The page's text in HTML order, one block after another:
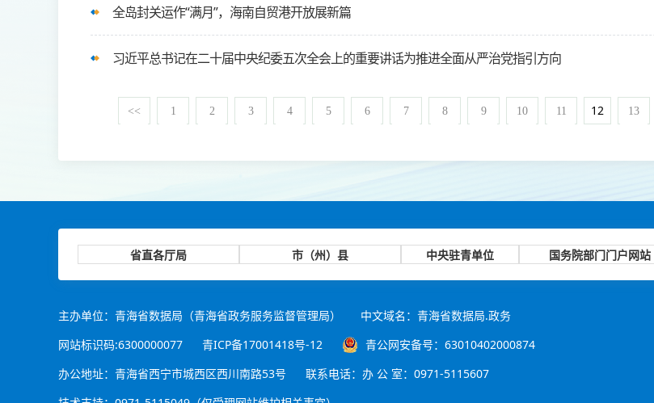
全岛封关运作“满月”，海南自贸港开放展新篇
习近平总书记在二十届中央纪委五次全会上的重要讲话为推进全面从严治党指引方向
<< 1 2 3 4 5 6 7 8 9 10 11 12 13
省直各厅局 市（州）县 中央驻青单位 国务院部门门户网站
主办单位：青海省数据局（青海省政务服务监督管理局）
中文域名：青海省数据局.政务
网站标识码:6300000077
青ICP备17001418号-12
青公网安备号：63010402000874
办公地址：青海省西宁市城西区西川南路53号
联系电话：办 公 室：0971-5115607